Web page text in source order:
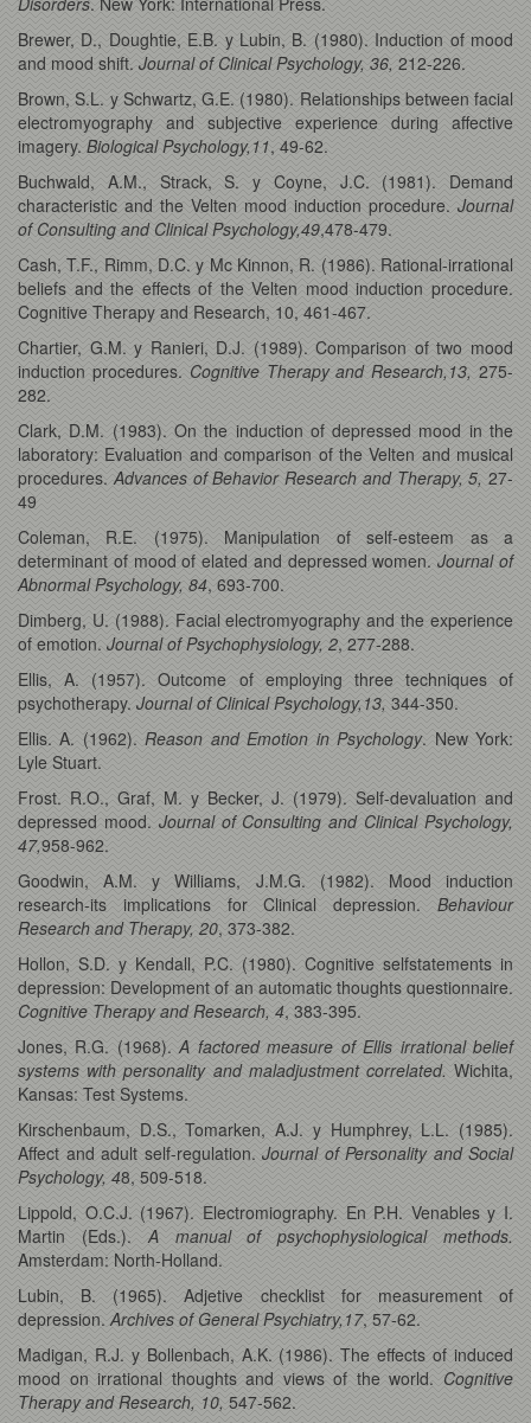
Brewer, D., Doughtie, E.B. y Lubin, B. (1980). Induction of mood
and mood shift. Journal of Clinical Psychology, 36, 212-226.
Brown, S.L. y Schwartz, G.E. (1980). Relationships between facial
electromyography and subjective experience during affective
imagery. Biological Psychology,11, 49-62.
Buchwald, A.M., Strack, S. y Coyne, J.C. (1981). Demand
characteristic and the Velten mood induction procedure. Journal
of Consulting and Clinical Psychology,49,478-479.
Cash, T.F., Rimm, D.C. y Mc Kinnon, R. (1986). Rational-irrational
beliefs and the effects of the Velten mood induction procedure.
Cognitive Therapy and Research, 10, 461-467.
Chartier, G.M. y Ranieri, D.J. (1989). Comparison of two mood
induction procedures. Cognitive Therapy and Research,13, 275-
282.
Clark, D.M. (1983). On the induction of depressed mood in the
laboratory: Evaluation and comparison of the Velten and musical
procedures. Advances of Behavior Research and Therapy, 5, 27-
49
Coleman, R.E. (1975). Manipulation of self-esteem as a
determinant of mood of elated and depressed women.Journal of
Abnormal Psychology, 84, 693-700.
Dimberg, U. (1988). Facial electromyography and the experience
of emotion. Journal of Psychophysiology, 2, 277-288.
Ellis, A. (1957). Outcome of employing three techniques of
psychotherapy. Journal of Clinical Psychology,13, 344-350.
Ellis. A. (1962).Reason and Emotion in Psychology. New York:
Lyle Stuart.
Frost. R.O., Graf, M. y Becker, J. (1979). Self-devaluation and
depressed mood. Journal of Consulting and Clinical Psychology,
47,958-962.
Goodwin, A.M. y Williams, J.M.G. (1982). Mood induction
research-its implications for Clinical depression. Behaviour
Research and Therapy, 20, 373-382.
Hollon, S.D. y Kendall, P.C. (1980). Cognitive selfstatements in
depression: Development of an automatic thoughts questionnaire.
Cognitive Therapy and Research, 4, 383-395.
Jones, R.G. (1968).A factored measure of Ellis irrational belief
systems with personality and maladjustment correlated. Wichita,
Kansas: Test Systems.
Kirschenbaum, D.S., Tomarken, A.J. y Humphrey, L.L. (1985).
Affect and adult self-regulation. Journal of Personality and Social
Psychology, 48, 509-518.
Lippold, O.C.J. (1967). Electromiography. En P.H. Venables y I.
Martin (Eds.). A manual of psychophysiological methods.
Amsterdam: North-Holland.
Lubin, B. (1965). Adjetive checklist for measurement of
depression. Archives of General Psychiatry,17, 57-62.
Madigan, R.J. y Bollenbach, A.K. (1986). The effects of induced
mood on irrational thoughts and views of the world. Cognitive
Therapy and Research, 10, 547-562.